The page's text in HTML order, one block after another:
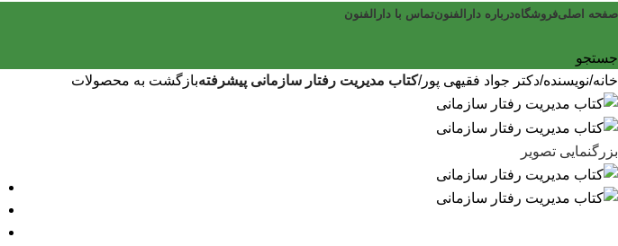
صفحه اصلیفروشگاهدرباره دارالفنونتماس با دارالفنون
جستجو
خانه نویسنده دکتر جواد فقیهی پور کتاب مدیریت رفتار سازمانی پیشرفتهبازگشت به محصولات
بزرگنمایی تصویر